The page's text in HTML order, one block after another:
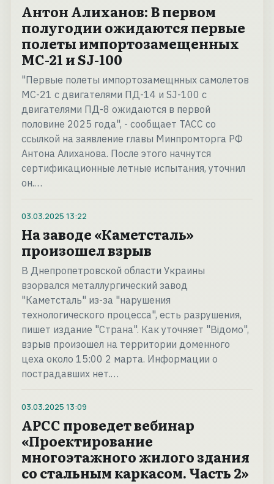
Антон Алиханов: В первом
полугодии ожидаются первые
полеты импортозамещенных
МС-21 и SJ-100
"Первые полеты импортозамещнных самолетов
МС-21 с двигателями ПД-14 и SJ-100 с
двигателями ПД-8 ожидаются в первой
половине 2025 года", - сообщает ТАСС со
ссылкой на заявление главы Минпромторга РФ
Антона Алиханова. После этого начнутся
сертификационные летные испытания, уточнил
он.…
03.03.2025 13:22
На заводе «Каметсталь»
произошел взрыв
В Днепропетровской области Украины
взорвался металлургический завод
"Каметсталь" из-за "нарушения
технологического процесса", есть разрушения,
пишет издание "Страна". Как уточняет "Відомо",
взрыв произошел на территории доменного
цеха около 15:00 2 марта. Информации о
пострадавших нет.…
03.03.2025 13:09
АРСС проведет вебинар
«Проектирование
многоэтажного жилого здания
со стальным каркасом. Часть 2»